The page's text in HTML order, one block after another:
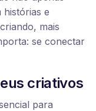
histórias e
mais
se conectar
criativos
para